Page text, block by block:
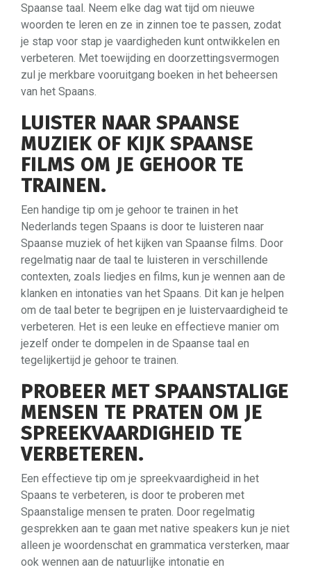
Spaanse taal. Neem elke dag wat tijd om nieuwe
woorden te leren en ze in zinnen toe te passen, zodat
je stap voor stap je vaardigheden kunt ontwikkelen en
verbeteren. Met toewijding en doorzettingsvermogen
zul je merkbare vooruitgang boeken in het beheersen
van het Spaans.
LUISTER NAAR SPAANSE
MUZIEK OF KIJK SPAANSE
FILMS OM JE GEHOOR TE
TRAINEN.
Een handige tip om je gehoor te trainen in het
Nederlands tegen Spaans is door te luisteren naar
Spaanse muziek of het kijken van Spaanse films. Door
regelmatig naar de taal te luisteren in verschillende
contexten, zoals liedjes en films, kun je wennen aan de
klanken en intonaties van het Spaans. Dit kan je helpen
om de taal beter te begrijpen en je luistervaardigheid te
verbeteren. Het is een leuke en effectieve manier om
jezelf onder te dompelen in de Spaanse taal en
tegelijkertijd je gehoor te trainen.
PROBEER MET SPAANSTALIGE
MENSEN TE PRATEN OM JE
SPREEKVAARDIGHEID TE
VERBETEREN.
Een effectieve tip om je spreekvaardigheid in het
Spaans te verbeteren, is door te proberen met
Spaanstalige mensen te praten. Door regelmatig
gesprekken aan te gaan met native speakers kun je niet
alleen je woordenschat en grammatica versterken, maar
ook wennen aan de natuurlijke intonatie en